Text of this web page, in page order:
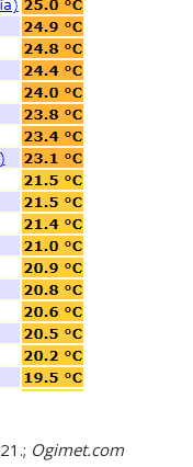
Ogimet.com